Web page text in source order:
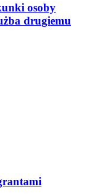
osoby
drugiemu